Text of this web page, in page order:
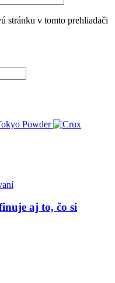
stránku v tomto prehliadači
aj to, čo si